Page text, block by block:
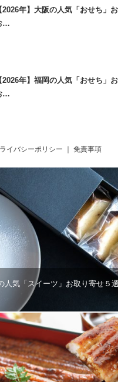
2026年】大阪の人気「おせち」
…
2026年】福岡の人気「おせち」
…
イバシーポリシー 免責事項
人気「スイーツ」お取り寄せ５